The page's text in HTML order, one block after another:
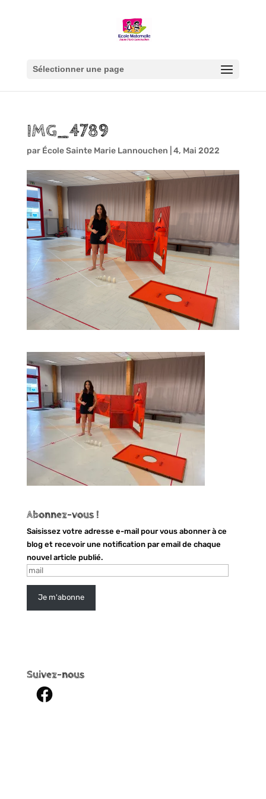
Sélectionner une page
IMG_4789
par École Sainte Marie Lannouchen 4, Mai 2022
Abonnez-vous !
Saisissez votre adresse e-mail pour vous abonner à ce
blog et recevoir une notification par email de chaque
nouvel article publié.
mail
Je m'abonne
Suivez-nous
Facebook